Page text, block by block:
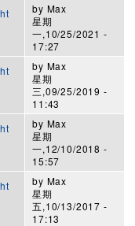
by Max
星期
一,10/25/2021 -
17:27
by Max
星期
三,09/25/2019 -
11:43
by Max
星期
一,12/10/2018 -
15:57
by Max
星期
五,10/13/2017 -
17:13